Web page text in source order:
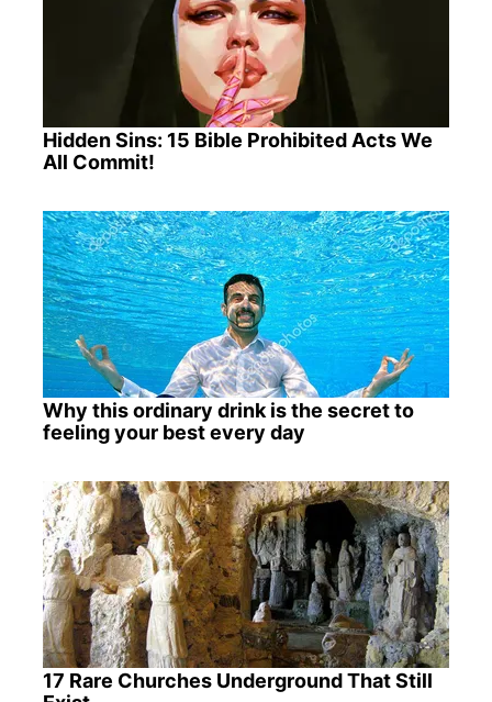
Hidden Sins: 15 Bible Prohibited Acts We
All Commit!
Why this ordinary drink is the secret to
feeling your best every day
17 Rare Churches Underground That Still